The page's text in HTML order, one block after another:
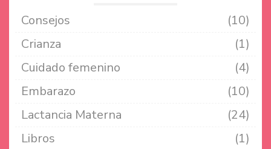
Consejos
(10)
Crianza
(1)
Cuidado femenino
(4)
Embarazo
(10)
Lactancia Materna
(24)
Libros
(1)